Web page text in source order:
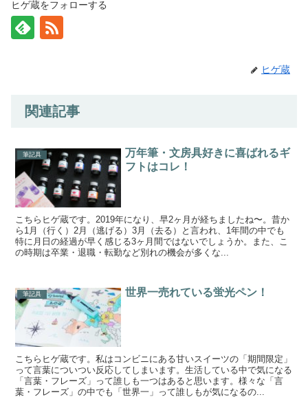
ヒゲ蔵をフォローする
ヒゲ蔵
関連記事
筆記具
万年筆・文房具好きに喜ばれるギ
フトはコレ！
こちらヒゲ蔵です。2019年になり、早2ヶ月が経ちましたね〜。昔か
ら1月（行く）2月（逃げる）3月（去る）と言われ、1年間の中でも
特に月日の経過が早く感じる3ヶ月間ではないでしょうか。また、こ
の時期は卒業・退職・転勤など別れの機会が多くな...
筆記具 世界一売れている蛍光ペン！
こちらヒゲ蔵です。私はコンビニにある甘いスイーツの「期間限定」
って言葉についつい反応してしまいます。生活している中で気になる
「言葉・フレーズ」って誰しも一つはあると思います。様々な「言
葉・フレーズ」の中でも「世界一」って誰しもが気になるの...